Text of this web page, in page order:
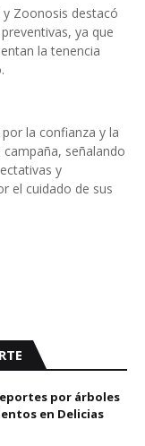
y Zoonosis destacó
ya que
la tenencia
la confianza y la
señalando
y
el cuidado de sus
por árboles
en Delicias